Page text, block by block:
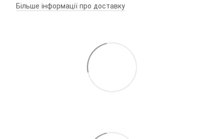
Більше інформації про доставку